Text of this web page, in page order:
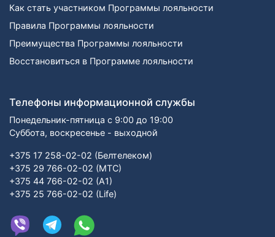
Как стать участником Программы лояльности
Правила Программы лояльности
Преимущества Программы лояльности
Восстановиться в Программе лояльности
Телефоны информационной службы
Понедельник-пятница с 9:00 до 19:00
Суббота, воскресенье - выходной
+375 17 258-02-02 (Белтелеком)
+375 29 766-02-02 (МТС)
+375 44 766-02-02 (А1)
+375 25 766-02-02 (Life)